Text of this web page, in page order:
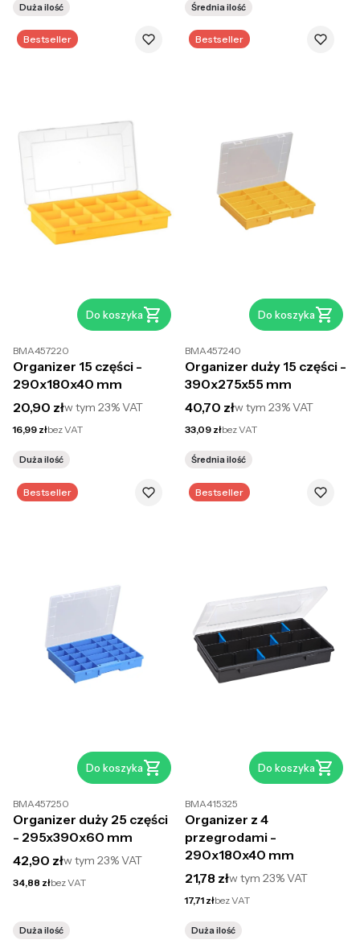
Duża ilość Średnia ilość
Bestseller
Do koszyka
BMA457220
Organizer 15 części -
290x180x40 mm
Cena brutto
20,90 złw tym 23%VAT
Cena netto
16,99 złbez VAT
Duża ilość
Bestseller
Do koszyka
BMA457240
Organizer duży 15 części -
390x275x55 mm
Cena brutto
40,70 złw tym23%VAT
Cena netto
33,09 złbez VAT
Średnia ilość
Bestseller
Do koszyka
BMA457250
Organizer duży 25 części
- 295x390x60 mm
Cena brutto
42,90 złw tym 23%VAT
Cena netto
34,88 złbez VAT
Duża ilość
Bestseller
Do koszyka
BMA415325
Organizer z 4
przegrodami -
290x180x40 mm
Cena brutto
21,78 złw tym23%VAT
Cena netto
17,71 złbez VAT
Duża ilość